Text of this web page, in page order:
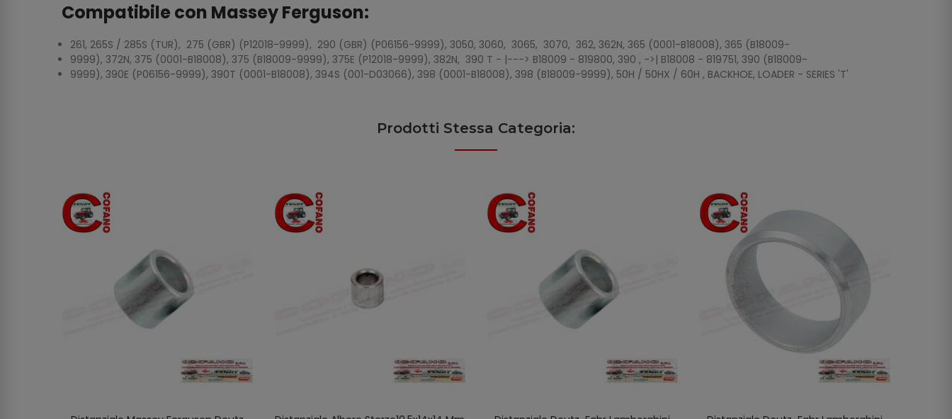
Compatibile con Massey Ferguson:
261, 265S / 285S (TUR), 275 (GBR) (P12018-9999), 290 (GBR) (P06156-9999), 3050, 3060, 3065, 3070, 362, 362N, 365 (0001-B18008), 365 (B18009-
9999), 372N, 375 (0001-B18008), 375 (B18009-9999), 375E (P12018-9999), 382N, 390 T - |---> B18009 - 819800, 390 , ->| B18008 - 819751, 390 (B18009-
9999), 390E (P06156-9999), 390T (0001-B18008), 394S (001-D03066), 398 (0001-B18008), 398 (B18009-9999), 50H / 50HX / 60H , BACKHOE, LOADER - SERIES 'T'
Prodotti Stessa Categoria: